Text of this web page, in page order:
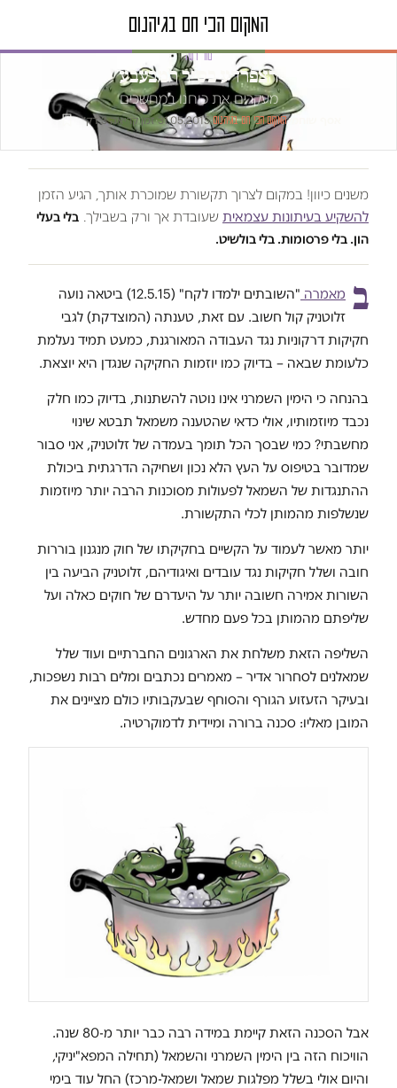
טור דעה
הצפרדע בסיר המבעבע
מעקרים את כוחנו במחשכים
אסף שוחמי·המקום הכי חם בגיהנום·
31.05.2015
·זמן קריאה 3 דק׳
משנים כיוון! במקום לצרוך תקשורת שמוכרת אותך, הגיע הזמן
להשקיע בעיתונות עצמאית שעובדת אך ורק בשבילך. בלי בעלי
הון. בלי פרסומות. בלי בולשיט.
ב מאמרה
"השובתים ילמדו לקח" (12.5.15) ביטאה נועה
זלוטניק קול חשוב. עם זאת, טענתה (המוצדקת) לגבי
חקיקות דרקוניות נגד העבודה המאורגנת, כמעט תמיד נעלמת
כלעומת שבאה – בדיוק כמו יוזמות החקיקה שנגדן היא יוצאת.
בהנחה כי הימין השמרני אינו נוטה להשתנות, בדיוק כמו חלק
נכבד מיוזמותיו, אולי כדאי שהטענה משמאל תבטא שינוי
מחשבתי? כמי שבסך הכל תומך בעמדה של זלוטניק, אני סבור
שמדובר בטיפוס על העץ הלא נכון ושחיקה הדרגתית ביכולת
ההתנגדות של השמאל לפעולות מסוכנות הרבה יותר מיוזמות
שנשלפות מהמותן לכלי התקשורת.
יותר מאשר לעמוד על הקשיים בחקיקתו של חוק מנגנון בוררות
חובה ושלל חקיקות נגד עובדים ואיגודיהם, זלוטניק הביעה בין
השורות אמירה חשובה יותר על היעדרם של חוקים כאלה ועל
שליפתם מהמותן בכל פעם מחדש.
השליפה הזאת משלחת את הארגונים החברתיים ועוד שלל
שמאלנים לסחרור אדיר – מאמרים נכתבים ומלים רבות נשפכות,
ובעיקר הזעזוע הגורף והסוחף שבעקבותיו כולם מציינים את
המובן מאליו: סכנה ברורה ומיידית לדמוקרטיה.
אבל הסכנה הזאת קיימת במידה רבה כבר יותר מ-80 שנה.
הוויכוח הזה בין הימין השמרני והשמאל (תחילה המפא"יניקי,
והיום אולי בשלל מפלגות שמאל ושמאל-מרכז) החל עוד בימי